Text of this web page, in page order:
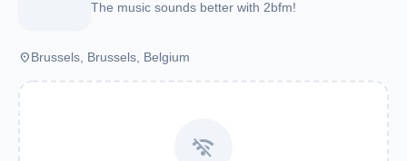
The music sounds better with 2bfm!
placeBrussels, Brussels, Belgium
wifi_off